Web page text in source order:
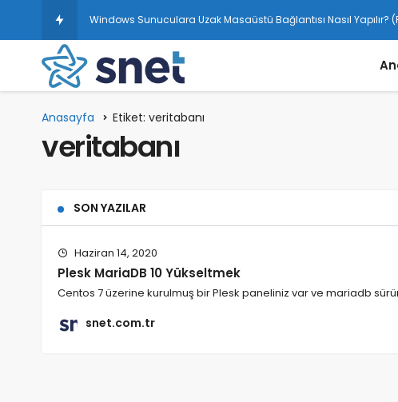
Windows Sunuculara Uzak Masaüstü Bağlantısı Nasıl
Anasayfa Etiket: veritabanı
veritabanı
SON YAZILAR
Haziran 14, 2020
Plesk MariaDB 10 Yükseltmek
Centos 7 üzerine kurulmuş bir Plesk paneliniz var ve mariadb
snet.com.tr